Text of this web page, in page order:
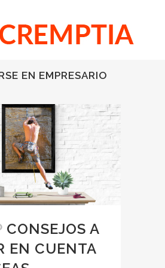
EN EMPRESARIO
CONSEJOS A
EN CUENTA